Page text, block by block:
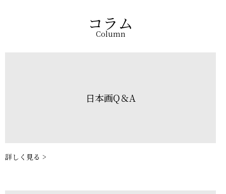
コラム
Column
日本画Q＆A
詳しく見る >